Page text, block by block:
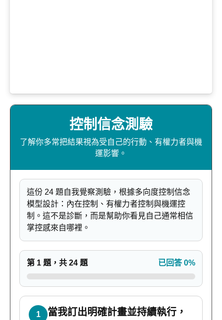
控制信念測驗
了解你多常把結果視為受自己的行動、有權力者與機
運影響。
這份 24 題自我覺察測驗，根據多向度控制信念
模型設計：內在控制、有權力者控制與機運控
制。這不是診斷，而是幫助你看見自己通常相信
掌控感來自哪裡。
第 1 題，共 24 題 已回答 0%
1
當我訂出明確計畫並持續執行，